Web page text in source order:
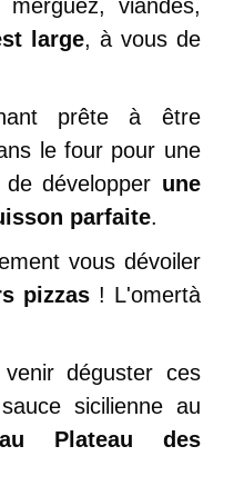
viandes,
large, à vous de
prête à être
le four pour une
développer une
parfaite.
vous dévoiler
pizzas! L'omertà
déguster ces
sicilienne au
Plateau des